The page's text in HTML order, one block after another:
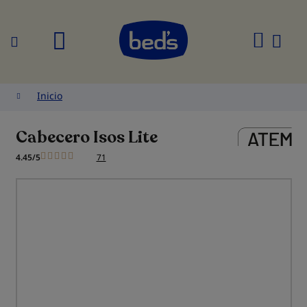
Buscar
Inicio
Cabecero Isos Lite
4.45/5 71